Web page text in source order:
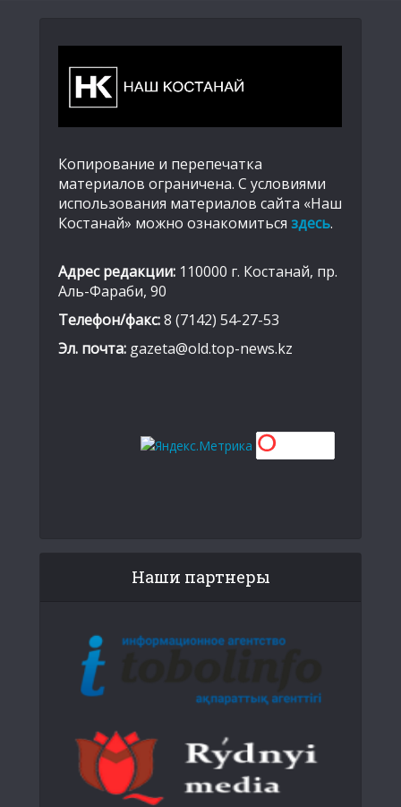
Копирование и перепечатка
материалов ограничена. С условиями
использования материалов сайта «Наш
Костанай» можно ознакомиться здесь.
Адрес редакции: 110000 г. Костанай, пр.
Аль-Фараби, 90
Телефон/факс:8 (7142) 54-27-53
Эл. почта: gazeta@old.top-news.kz
Наши партнеры